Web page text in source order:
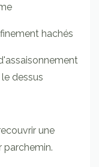
hachés
dessus
une
parchemin.